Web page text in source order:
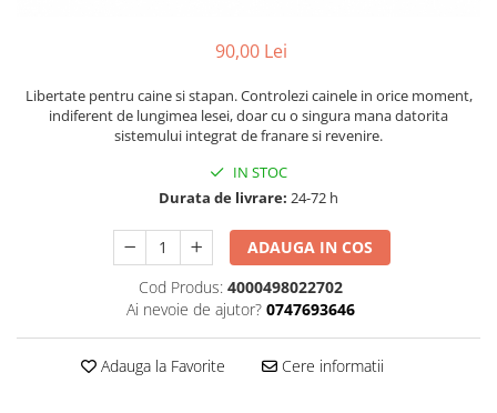
90,00 Lei
Libertate pentru caine si stapan. Controlezi cainele in orice moment,
indiferent de lungimea lesei, doar cu o singura mana datorita
sistemului integrat de franare si revenire.
IN STOC
Durata de livrare: 24-72 h
ADAUGA IN COS
Cod Produs: 4000498022702
Ai nevoie de ajutor? 0747693646
Adauga la Favorite Cere informatii